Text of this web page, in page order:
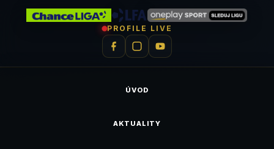
PROFILE LIVE
ÚVOD
AKTUALITY